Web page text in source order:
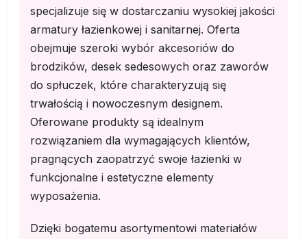
specjalizuje się w dostarczaniu wysokiej jakości
armatury łazienkowej i sanitarnej. Oferta
obejmuje szeroki wybór akcesoriów do
brodzików, desek sedesowych oraz zaworów
do spłuczek, które charakteryzują się
trwałością i nowoczesnym designem.
Oferowane produkty są idealnym
rozwiązaniem dla wymagających klientów,
pragnących zaopatrzyć swoje łazienki w
funkcjonalne i estetyczne elementy
wyposażenia.
Dzięki bogatemu asortymentowi materiałów